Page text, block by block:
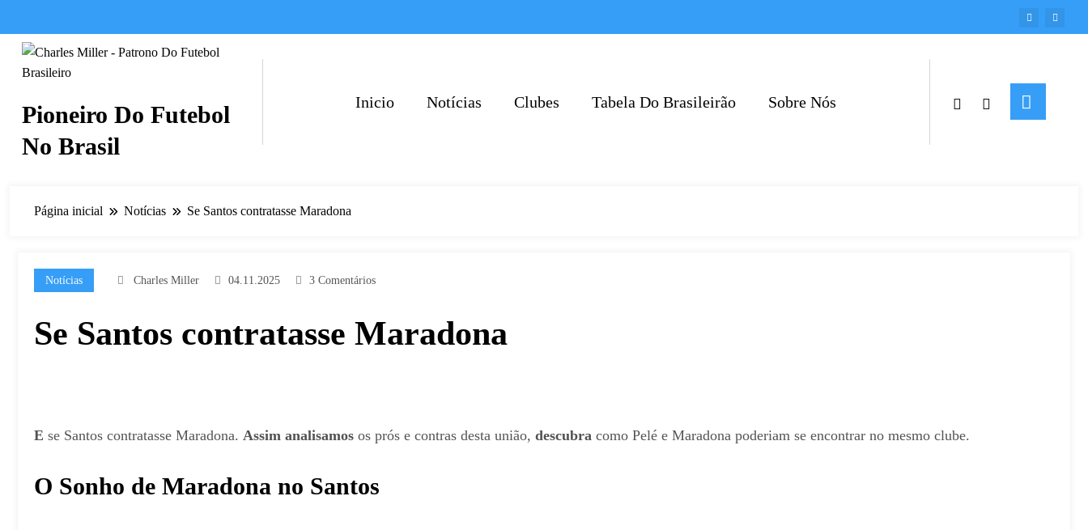
conteúdo
Pioneiro Do Futebol
No Brasil
Inicio Notícias Clubes Tabela Do Brasileirão Sobre Nós
Página inicial Notícias Se Santos contratasse Maradona
Notícias Charles Miller 04.11.2025 3 Comentários
Se Santos contratasse Maradona
E se Santos contratasse Maradona. Assim analisamos os prós e contras desta união, descubra como Pelé e Maradona poderiam se encontrar no mesmo clube.
O Sonho de Maradona no Santos